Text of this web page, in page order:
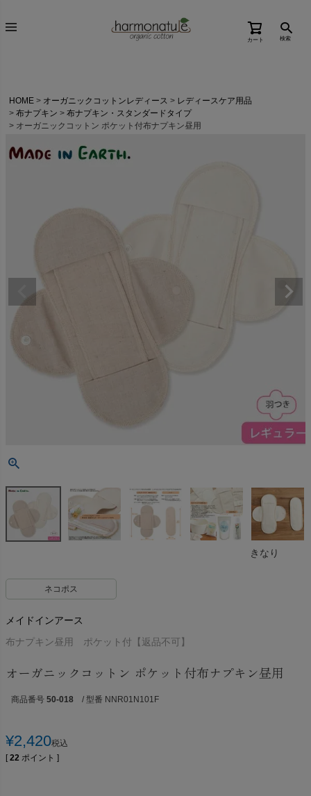
カート 検索
HOME オーガニックコットンレディース
レディースケア用品
布ナプキン
布ナプキン・スタンダードタイプ
オーガニックコットン ポケット付布ナプキン昼用
きなり
ネコポス
メイドインアース
布ナプキン昼用 ポケット付【返品不可】
オーガニックコットン ポケット付布ナプキン昼用
商品番号 50-018 / 型番 NNR01N101F
¥2,420税込
[ 22 ポイント ]